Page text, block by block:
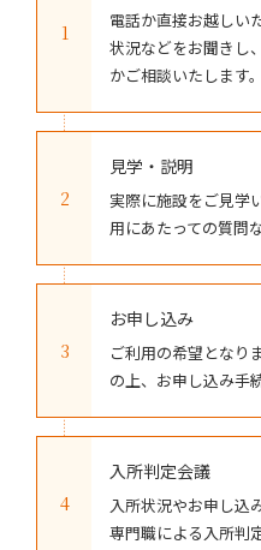
1
電話か直接お越しい
状況などをお聞きし
かご相談いたします。
2
見学・説明
実際に施設をご見学
用にあたっての質問
3
お申し込み
ご利用の希望となり
の上、お申し込み手
4
入所判定会議
入所状況やお申し込
専門職による入所判